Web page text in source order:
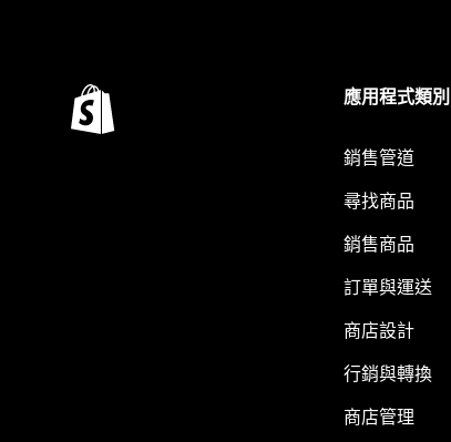
應用程式類別
銷售管道
尋找商品
銷售商品
訂單與運送
商店設計
行銷與轉換
商店管理